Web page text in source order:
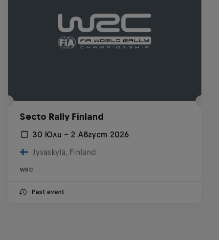
Secto Rally Finland
30 Юли – 2 Август 2026
Jyväskylä, Finland
WRC
Past event